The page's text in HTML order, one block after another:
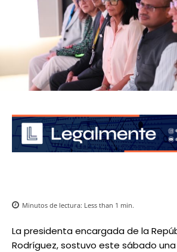
Minutos de lectura: Less than 1 min.
La presidenta encargada de la
Rodríguez, sostuvo este sábado